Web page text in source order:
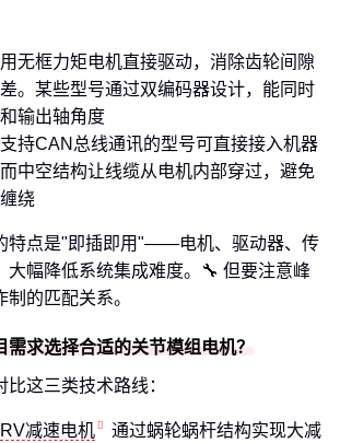
无框力矩电机直接驱动，消除齿轮间隙
。某些型号通过双编码器设计，能同时
输出轴角度
支持CAN总线通讯的型号可直接接入机器
中空结构让线缆从电机内部穿过，避免
绕
特点是"即插即用"——电机、驱动器、传
大幅降低系统集成难度。🔧 但要注意峰
的匹配关系。
求选择合适的关节模组电机？
这三类技术路线：
RV减速电机
通过蜗轮蜗杆结构实现大减